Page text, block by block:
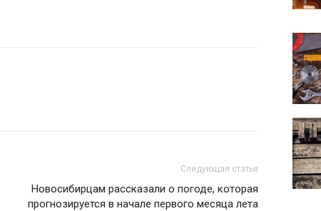
Следующая статья
Новосибирцам рассказали о погоде, которая
прогнозируется в начале первого месяца лета